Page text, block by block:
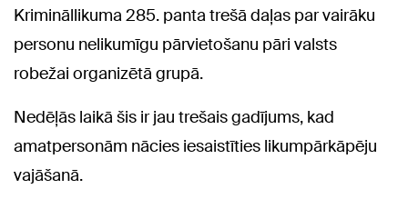
Krimināllikuma 285. panta trešā daļas par vairāku
personu nelikumīgu pārvietošanu pāri valsts
robežai organizētā grupā.
Nedēļās laikā šis ir jau trešais gadījums, kad
amatpersonām nācies iesaistīties likumpārkāpēju
vajāšanā.